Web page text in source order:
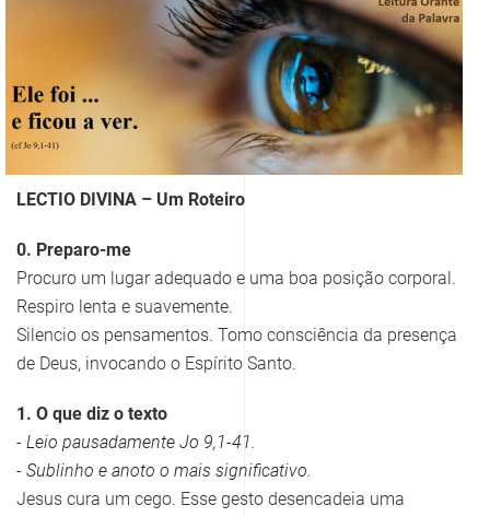
LECTIO DIVINA – Um Roteiro
0. Preparo-me
Procuro um lugar adequado e uma boa posição corporal.
Respiro lenta e suavemente.
Silencio os pensamentos. Tomo consciência da presença
de Deus, invocando o Espírito Santo.
1. O que diz o texto
- Leio pausadamente Jo 9,1-41.
- Sublinho e anoto o mais significativo.
Jesus cura um cego. Esse gesto desencadeia uma